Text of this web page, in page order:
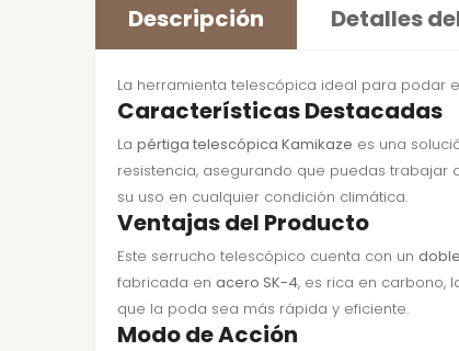
Descripción Detalles
La herramienta telescópica ideal para podar
Características Destacadas
La pértiga telescópica Kamikaze es una
resistencia, asegurando que puedas trabajar
su uso en cualquier condición climática.
Ventajas del Producto
Este serrucho telescópico cuenta con un
fabricada en acero SK-4, es rica en carbono,
que la poda sea más rápida y eficiente.
Modo de Acción